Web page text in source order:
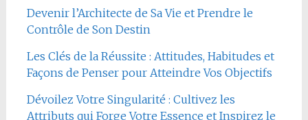
Devenir l’Architecte de Sa Vie et Prendre le
Contrôle de Son Destin
Les Clés de la Réussite : Attitudes, Habitudes et
Façons de Penser pour Atteindre Vos Objectifs
Dévoilez Votre Singularité : Cultivez les
Attributs qui Forge Votre Essence et Inspirez le